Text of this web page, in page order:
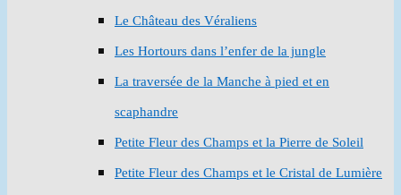
Le Château des Véraliens
Les Hortours dans l’enfer de la jungle
La traversée de la Manche à pied et en
scaphandre
Petite Fleur des Champs et la Pierre de Soleil
Petite Fleur des Champs et le Cristal de Lumière